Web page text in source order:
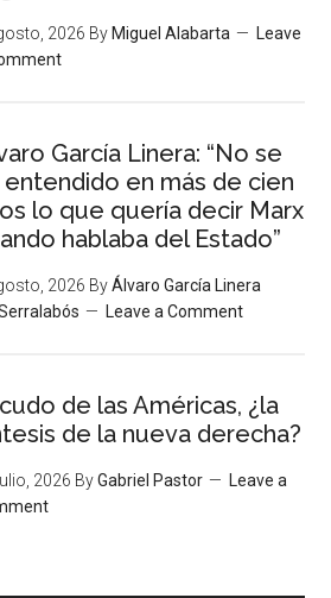
2026 By Miguel Alabarta
Leave
García Linera: “No se
entendido en más de cien
lo que quería decir Marx
hablaba del Estado”
2026 ByÁlvaro García Linera
Leave a Comment
de las Américas, ¿la
de la nueva derecha?
2026 ByGabriel Pastor
Leave a